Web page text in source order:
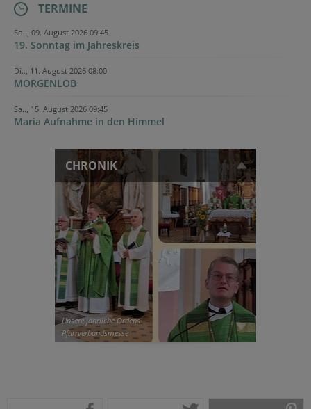
TERMINE
So.., 09. August 2026 09:45
19. Sonntag im Jahreskreis
Di.., 11. August 2026 08:00
MORGENLOB
Sa.., 15. August 2026 09:45
Maria Aufnahme in den Himmel
CHRONIK
Unsere jährliche Ordens-
Pfarrverbandsmesse